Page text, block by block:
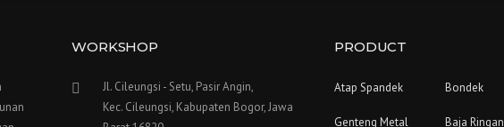
WORKSHOP
Jl. Cileungsi - Setu, Pasir Angin,
Kec. Cileungsi, Kabupaten Bogor, Jawa
PRODUCT
Atap Spandek Bondek
Genteng Metal Baja Ringan